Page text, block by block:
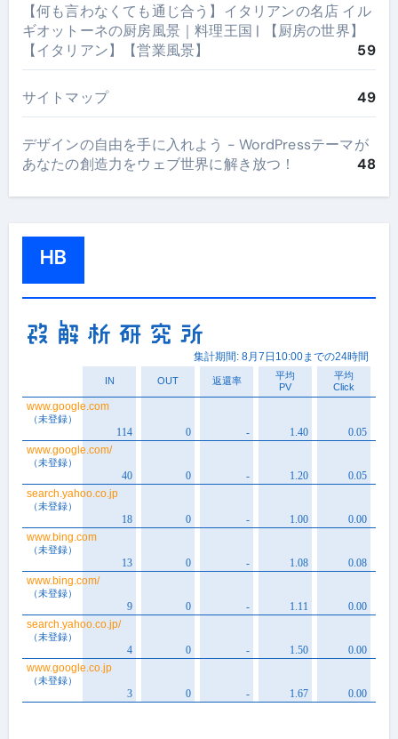
【何も言わなくても通じ合う】イタリアンの名店 イル
ギオットーネの厨房風景｜料理王国 | 【厨房の世界】
【イタリアン】【営業風景】
59
サイトマップ 49
デザインの自由を手に入れよう - WordPressテーマが
あなたの創造力をウェブ世界に解き放つ！
48
HB